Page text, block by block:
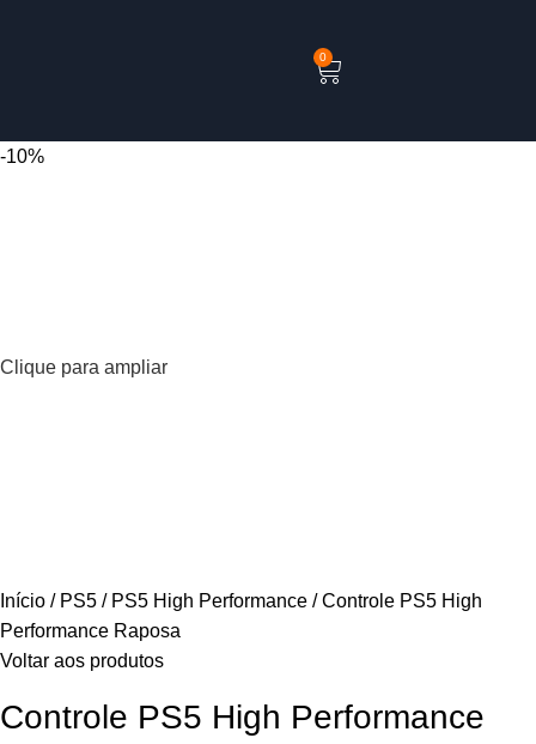
0
-10%
Clique para ampliar
Início PS5 PS5 High Performance
Controle PS5 High
Performance Raposa
Voltar aos produtos
Controle PS5 High Performance